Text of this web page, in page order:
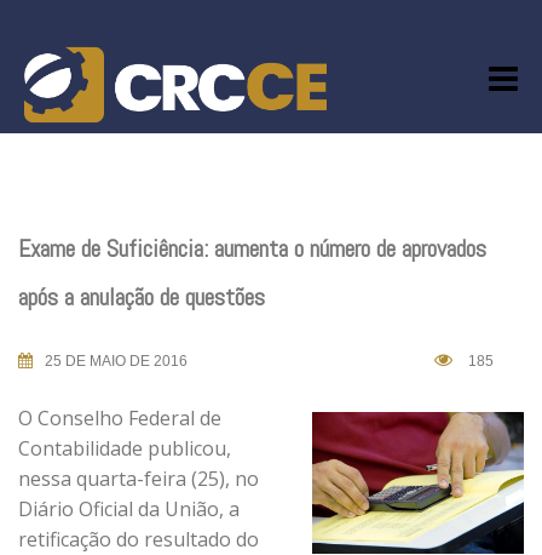
content
Exame de Suficiência: aumenta o número de aprovados
após a anulação de questões
25 DE MAIO DE 2016 185
O Conselho Federal de
Contabilidade publicou,
nessa quarta-feira (25), no
Diário Oficial da União, a
retificação do resultado do